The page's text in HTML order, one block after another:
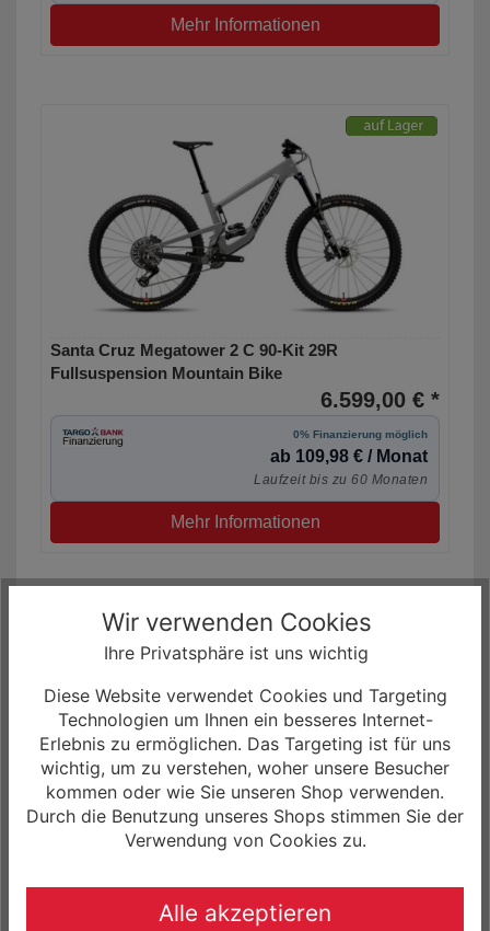
Mehr Informationen
Santa Cruz Megatower 2 C 90-Kit 29R
Fullsuspension Mountain Bike
6.599,00 € *
0% Finanzierung möglich
ab 109,98 € / Monat
Laufzeit bis zu 60 Monaten
Mehr Informationen
Santa Cruz Tallboy 5 CC X01-Kit 29R
Wir verwenden Cookies
Ihre Privatsphäre ist uns wichtig
Diese Website verwendet Cookies und Targeting
Technologien um Ihnen ein besseres Internet-
Erlebnis zu ermöglichen. Das Targeting ist für uns
wichtig, um zu verstehen, woher unsere Besucher
kommen oder wie Sie unseren Shop verwenden.
Durch die Benutzung unseres Shops stimmen Sie der
Verwendung von Cookies zu.
Alle akzeptieren